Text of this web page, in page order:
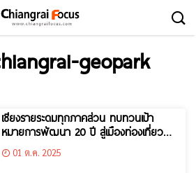
geopark
เชียงรายระดมทุกภาคส่วน ทบทวนเป้า
หมายการพัฒนา 20 ปี สู่เมืองท่องเที่ยว
สุขภาพ และเศรษฐกิจชายแดนเข้มแข็ง
01 ต.ค. 2025